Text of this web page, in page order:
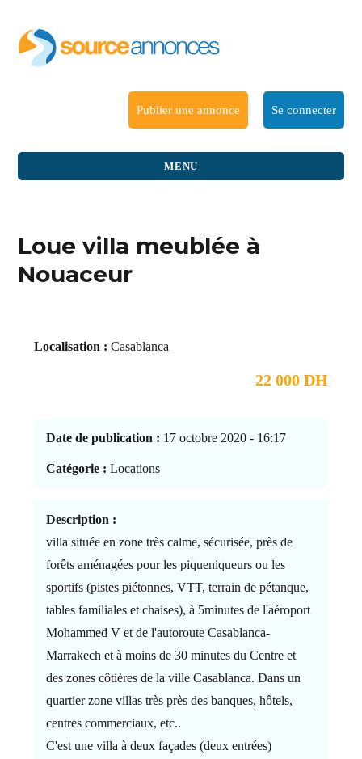
Publier une annonce Se connecter
MENU
Loue villa meublée à
Nouaceur
Localisation : Casablanca
22 000 DH
Date de publication : 17 octobre 2020 - 16:17
Catégorie : Locations
Description :
villa située en zone très calme, sécurisée, près de
forêts aménagées pour les piqueniqueurs ou les
sportifs (pistes piétonnes, VTT, terrain de pétanque,
tables familiales et chaises), à 5minutes de l'aéroport
Mohammed V et de l'autoroute Casablanca-
Marrakech et à moins de 30 minutes du Centre et
des zones côtières de la ville Casablanca. Dans un
quartier zone villas très près des banques, hôtels,
centres commerciaux, etc..
C'est une villa à deux façades (deux entrées)